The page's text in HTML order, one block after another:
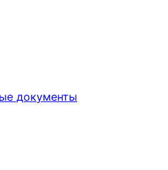
документы